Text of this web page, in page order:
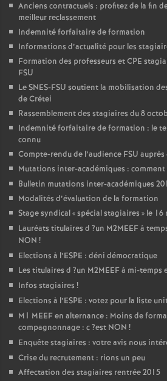
Anciens contractuels : profitez de la fin
meilleur reclassement
Indemnité forfaitaire de formation
Informations d’actualité pour les
Formation des professeurs etCPE
FSU
LeSNES-FSU soutient la mobilisation
de Crétei
Rassemblement des stagiaires du 8
Indemnité forfaitaire de formation : le
connu
Compte-rendu de l’audience FSU auprès
Mutations inter-académiques : comment
Bulletin mutations inter-académiques
Modalités d’évaluation de la formation
Stage syndical «spécial stagiaires » le 16
Lauréats titulaires d ?un M2MEEFà
NON !
Elections à l’ESPE : déni démocratique
Les titulaires d ?un M2MEEFà mi-temps
Infos stagiaires !
Elections à l’ESPE : votez pour la liste
M1 MEEFen alternance : Moins de
compagnonnage : c?est NON !
Enquête stagiaires : votre avis nous
Crise du recrutement : rions un peu
Affectation des stagiaires rentrée 2015